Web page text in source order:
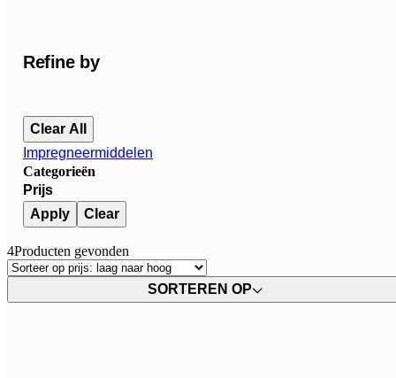
Refine by
Clear All
Impregneermiddelen
Categorieën
Prijs
Apply
Clear
4Producten gevonden
SORTEREN OP